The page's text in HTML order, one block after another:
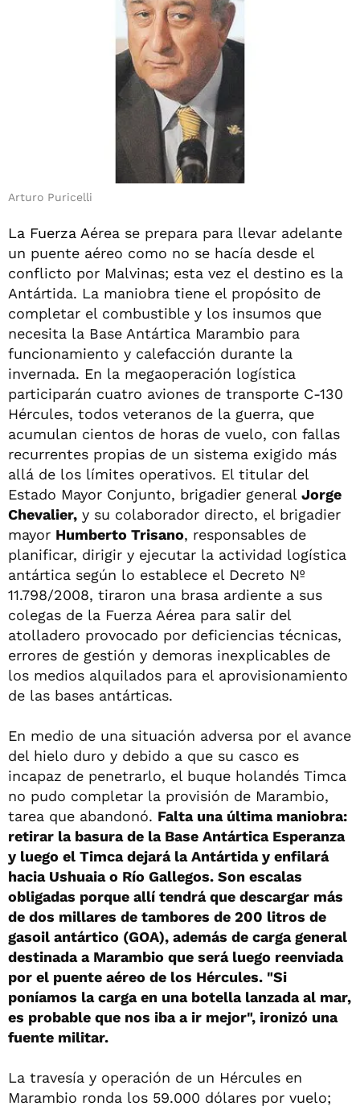
Arturo Puricelli
La Fuerza Aérea se prepara para llevar adelante
un puente aéreo como no se hacía desde el
conflicto por Malvinas; esta vez el destino es la
Antártida. La maniobra tiene el propósito de
completar el combustible y los insumos que
necesita la Base Antártica Marambio para
funcionamiento y calefacción durante la
invernada. En la megaoperación logística
participarán cuatro aviones de transporte C-130
Hércules, todos veteranos de la guerra, que
acumulan cientos de horas de vuelo, con fallas
recurrentes propias de un sistema exigido más
allá de los límites operativos. El titular del
Estado Mayor Conjunto, brigadier general Jorge
Chevalier, y su colaborador directo, el brigadier
mayor Humberto Trisano, responsables de
planificar, dirigir y ejecutar la actividad logística
antártica según lo establece el Decreto Nº
11.798/2008, tiraron una brasa ardiente a sus
colegas de la Fuerza Aérea para salir del
atolladero provocado por deficiencias técnicas,
errores de gestión y demoras inexplicables de
los medios alquilados para el aprovisionamiento
de las bases antárticas.
En medio de una situación adversa por el avance
del hielo duro y debido a que su casco es
incapaz de penetrarlo, el buque holandés Timca
no pudo completar la provisión de Marambio,
tarea que abandonó. Falta una última maniobra:
retirar la basura de la Base Antártica Esperanza
y luego el Timca dejará la Antártida y enfilará
hacia Ushuaia o Río Gallegos. Son escalas
obligadas porque allí tendrá que descargar más
de dos millares de tambores de 200 litros de
gasoil antártico (GOA), además de carga general
destinada a Marambio que será luego reenviada
por el puente aéreo de los Hércules. "Si
poníamos la carga en una botella lanzada al mar,
es probable que nos iba a ir mejor", ironizó una
fuente militar.
La travesía y operación de un Hércules en
Marambio ronda los 59.000 dólares por vuelo;